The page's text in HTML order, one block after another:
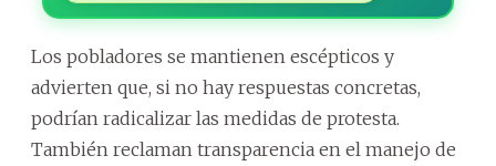
Los pobladores se mantienen escépticos y
advierten que, si no hay respuestas concretas,
podrían radicalizar las medidas de protesta.
También reclaman transparencia en el manejo de